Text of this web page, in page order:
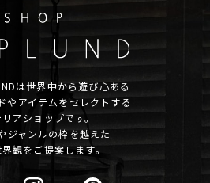
は世界中から遊び心ある
やアイテムをセレクトする
アショップです。
ジャンルの枠を越えた
観をご提案します。